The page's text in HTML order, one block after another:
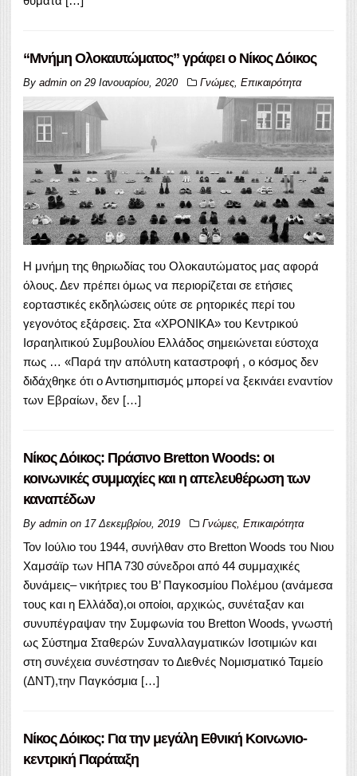
“Μνήμη Ολοκαυτώματος” γράφει ο Νίκος Δόικος
By admin on 29 Ιανουαρίου, 2020 Γνώμες, Επικαιρότητα
Η μνήμη της θηριωδίας του Ολοκαυτώματος μας αφορά
όλους. Δεν πρέπει όμως να περιορίζεται σε ετήσιες
εορταστικές εκδηλώσεις ούτε σε ρητορικές περί του
γεγονότος εξάρσεις. Στα «ΧΡΟΝΙΚΑ» του Κεντρικού
Ισραηλιτικού Συμβουλίου Ελλάδος σημειώνεται εύστοχα
πως … «Παρά την απόλυτη καταστροφή , ο κόσμος δεν
διδάχθηκε ότι ο Αντισημιτισμός μπορεί να ξεκινάει εναντίον
των Εβραίων, δεν […]
Νίκος Δόικος: Πράσινο Bretton Woods: οι
κοινωνικές συμμαχίες και η απελευθέρωση των
καναπέδων
By admin on 17 Δεκεμβρίου, 2019 Γνώμες, Επικαιρότητα
Τον Ιούλιο του 1944, συνήλθαν στο Bretton Woods του Νιου
Χαμσάϊρ των ΗΠΑ 730 σύνεδροι από 44 συμμαχικές
δυνάμεις– νικήτριες του Β’ Παγκοσμίου Πολέμου (ανάμεσα
τους και η Ελλάδα),οι οποίοι, αρχικώς, συνέταξαν και
συνυπέγραψαν την Συμφωνία του Bretton Woods, γνωστή
ως Σύστημα Σταθερών Συναλλαγματικών Ισοτιμιών και
στη συνέχεια συνέστησαν το Διεθνές Νομισματικό Ταμείο
(ΔΝΤ),την Παγκόσμια […]
Νίκος Δόικος: Για την μεγάλη Εθνική Κοινωνιο-
κεντρική Παράταξη